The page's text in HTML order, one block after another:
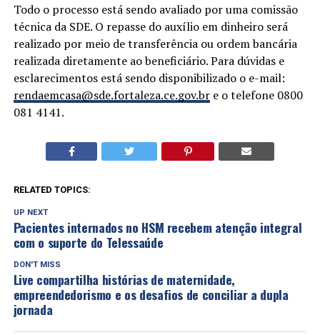
Todo o processo está sendo avaliado por uma comissão
técnica da SDE. O repasse do auxílio em dinheiro será
realizado por meio de transferência ou ordem bancária
realizada diretamente ao beneficiário. Para dúvidas e
esclarecimentos está sendo disponibilizado o e-mail:
rendaemcasa@sde.fortaleza.ce.gov.bre o telefone 0800
081 4141.
RELATED TOPICS:
UP NEXT
Pacientes internados no HSM recebem atenção integral
com o suporte do Telessaúde
DON'T MISS
Live compartilha histórias de maternidade,
empreendedorismo e os desafios de conciliar a dupla
jornada